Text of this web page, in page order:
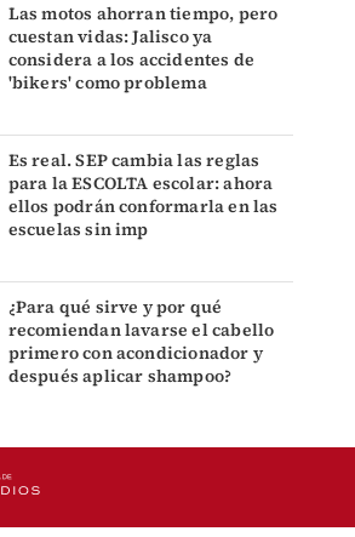
Las motos ahorran tiempo, pero
cuestan vidas: Jalisco ya
considera a los accidentes de
'bikers' como problema
Es real. SEP cambia las reglas
para la ESCOLTA escolar: ahora
ellos podrán conformarla en las
escuelas sin imp
¿Para qué sirve y por qué
recomiendan lavarse el cabello
primero con acondicionador y
después aplicar shampoo?